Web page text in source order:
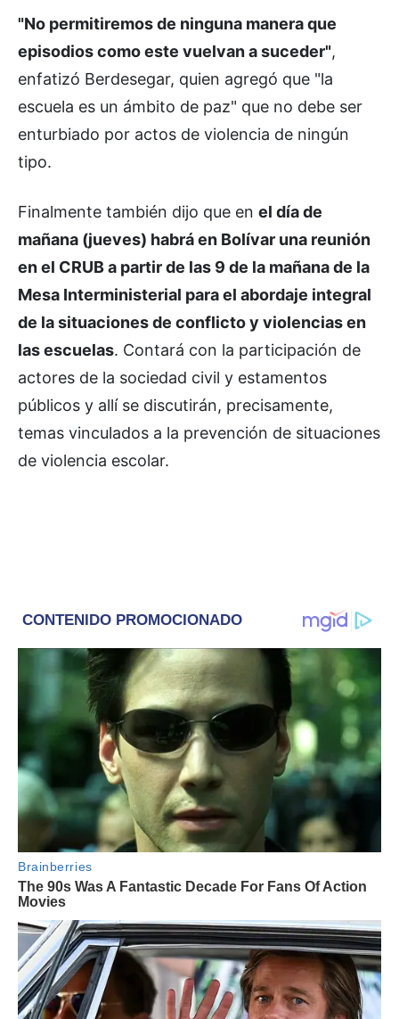
"No permitiremos de ninguna manera que
episodios como este vuelvan a suceder",
enfatizó Berdesegar, quien agregó que "la
escuela es un ámbito de paz" que no debe ser
enturbiado por actos de violencia de ningún
tipo.
Finalmente también dijo que en el día de
mañana (jueves) habrá en Bolívar una reunión
en el CRUB a partir de las 9 de la mañana de la
Mesa Interministerial para el abordaje integral
de la situaciones de conflicto y violencias en
las escuelas. Contará con la participación de
actores de la sociedad civil y estamentos
públicos y allí se discutirán, precisamente,
temas vinculados a la prevención de situaciones
de violencia escolar.